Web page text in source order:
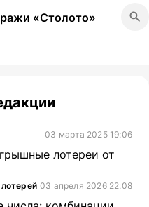
«Столото»
03 марта 2025 19:06
лотереи от
03 апреля 2026 22:08